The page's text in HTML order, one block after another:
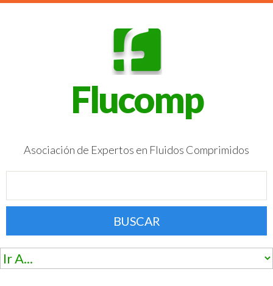
Flucomp
Asociación de Expertos en Fluidos Comprimidos
BUSCAR